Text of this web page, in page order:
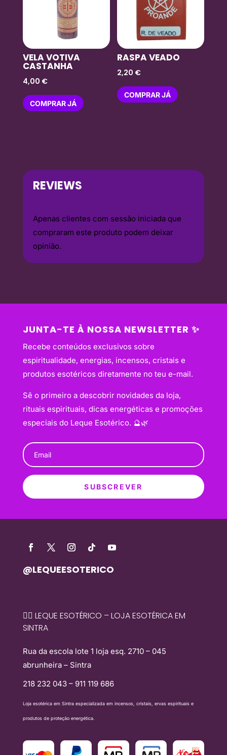
VELA VOTIVA
CASTANHA
4,00 €
COMPRAR JÁ
RASPA VEADO
2,20 €
COMPRAR JÁ
REVIEWS
Apenas clientes com sessão iniciada que
compraram este produto podem deixar
opinião.
JUNTA-TE À NOSSA NEWSLETTER ✨
Recebe conteúdos exclusivos sobre
espiritualidade, energias, incensos, cristais e
produtos esotéricos diretamente no teu e-mail.
Sê o primeiro a descobrir novidades da loja,
rituais espirituais, dicas energéticas e promoções
especiais do Leque Esotérico. 🔮🌿
SUBSCREVER
@LEQUEESOTERICO
🧙‍♀️ LEQUE ESOTÉRICO – LOJA ESOTÉRICA EM
SINTRA
Rua da escola lote 1 loja esq. 2710 – 045
abrunheira – Sintra
218 232 043 – 911 119 686
Loja esotérica em Sintra especializada em incensos, cristais, ervas espirituais e
produtos de proteção energética.